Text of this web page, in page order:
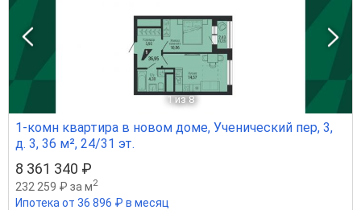
1 из 8
1-комн квартира в новом доме, Ученический пер, 3,
д. 3, 36 м², 24/31 эт.
8 361 340 ₽
232 259 ₽ за м2
Ипотека от 36 896 ₽ в месяц